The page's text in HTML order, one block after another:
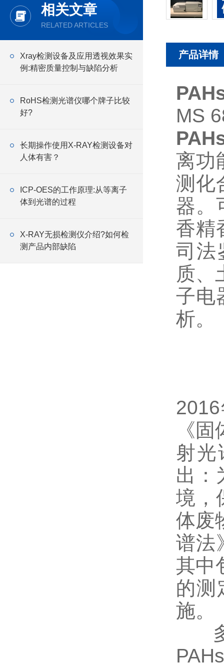
相关文章
RELATED ARTICLES
Xray检测设备及应用透视效果实
例:精密质量控制与缺陷分析
RoHS检测光谱仪哪个牌子比较
好?
长期操作使用X-RAY检测设备对
人体有害？
ICP-OES的工作原理:从等离子
体到光谱的过程
X-RAY无损检测仪介绍?如何检
测产品内部缺陷
产品详情
MS
离功
测化
器。
香精
司法
质、
子电
析。
《
射光
出：
境，
体废
谱法
其中
的测
施。
多